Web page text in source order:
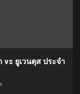
vs ยูเวนตุส ประจำ